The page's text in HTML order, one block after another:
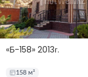
«Б-158» 2013г.
158 м²